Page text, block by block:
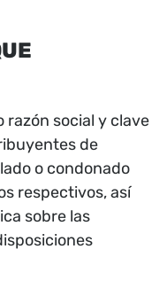
razón social y clave
de
o condonado
respectivos, así
sobre las